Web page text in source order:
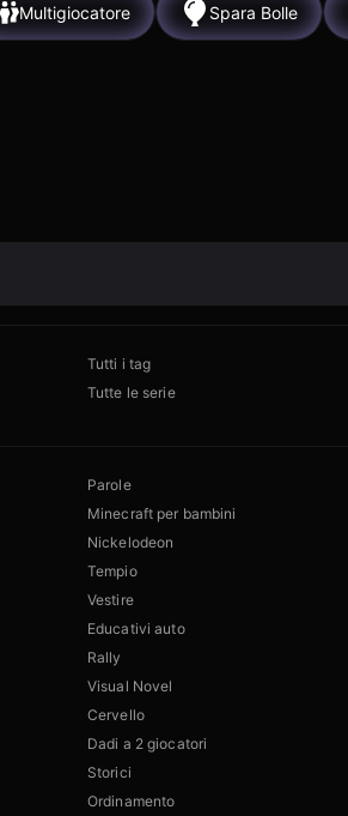
Multigiocatore Spara Bolle
Tutti i tag
Tutte le serie
Parole
Minecraft per bambini
Nickelodeon
Tempio
Vestire
Educativi auto
Rally
Visual Novel
Cervello
Dadi a 2 giocatori
Storici
Ordinamento